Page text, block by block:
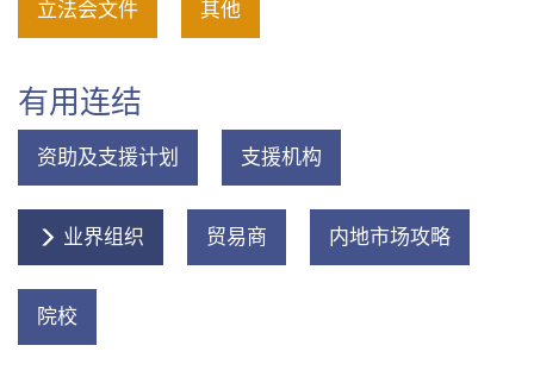
立法会文件 其他
有用连结
资助及支援计划 支援机构
业界组织 贸易商 内地市场攻略
院校